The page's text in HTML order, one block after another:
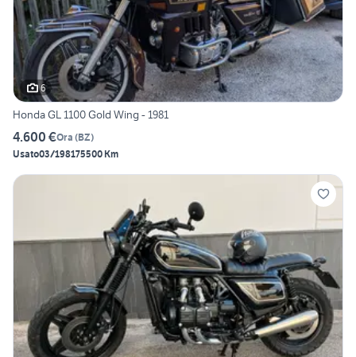
6
Honda GL 1100 Gold Wing - 1981
4.600 €Ora (BZ)
Usato03/198175500 Km